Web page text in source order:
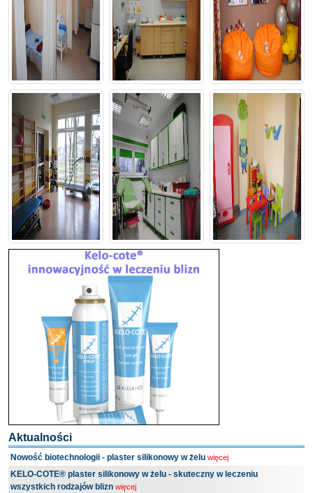
Aktualności
Nowość biotechnologii - plaster silikonowy w żelu więcej
KELO-COTE® plaster silikonowy w żelu - skuteczny w leczeniu
wszystkich rodzajów blizn więcej